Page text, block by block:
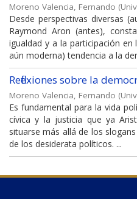
Moreno Valencia, Fernando (
Desde perspectivas diversas
Raymond Aron (antes),
igualdad y a la participación
aún moderna) tendencia a la
Reflexiones sobre la
Moreno Valencia, Fernando (
Es fundamental para la vida
cívica y la justicia que ya
situarse más allá de los
de los desiderata políticos. ...